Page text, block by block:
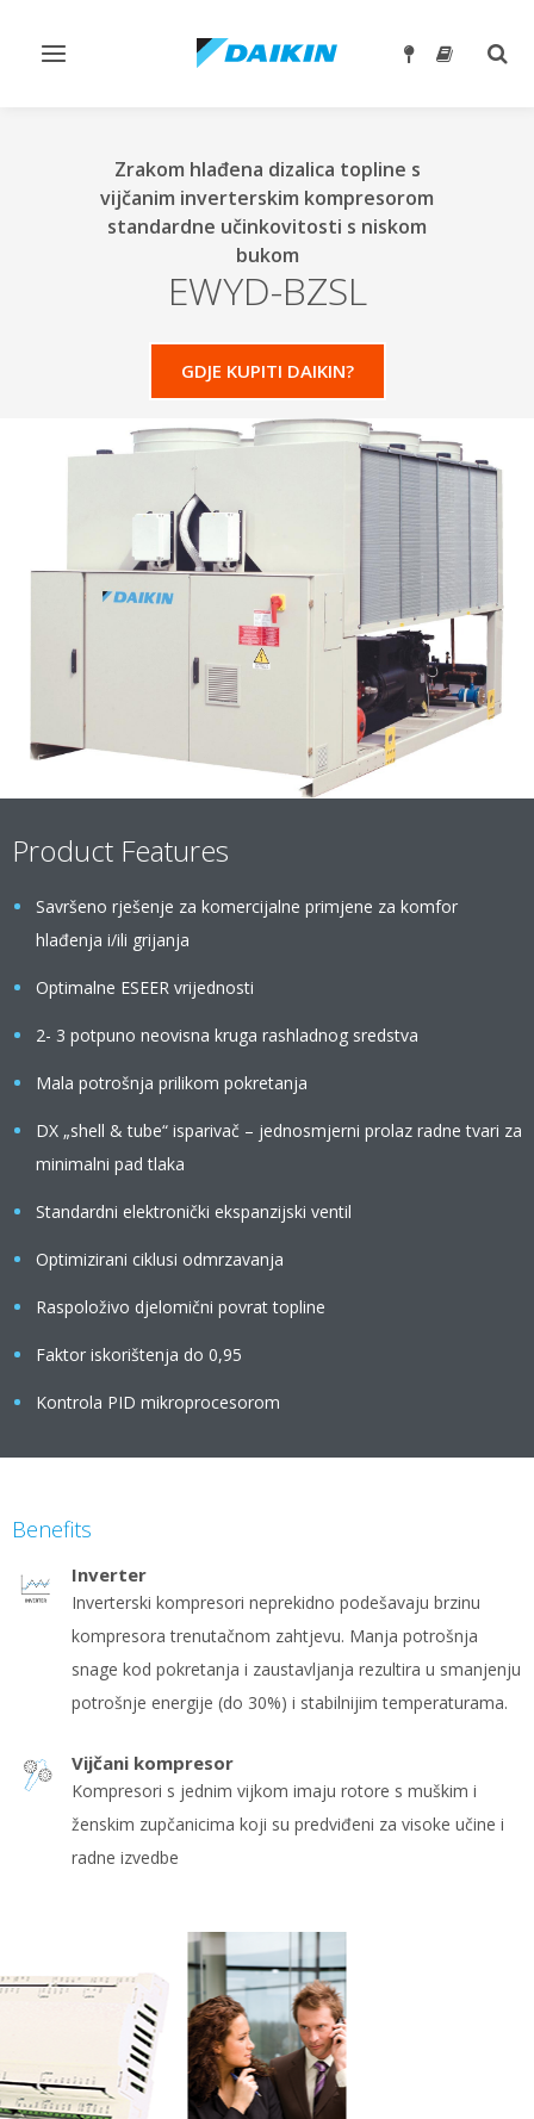
Toggle
Zrakom hlađena dizalica topline s
vijčanim inverterskim kompresorom
standardne učinkovitosti s niskom
bukom
EWYD-BZSL
GDJE KUPITI DAIKIN?
Product Features
Savršeno rješenje za komercijalne primjene za komfor
hlađenja i/ili grijanja
Optimalne ESEER vrijednosti
2- 3 potpuno neovisna kruga rashladnog sredstva
Mala potrošnja prilikom pokretanja
DX „shell & tube“ isparivač – jednosmjerni prolaz radne tvari za
minimalni pad tlaka
Standardni elektronički ekspanzijski ventil
Optimizirani ciklusi odmrzavanja
Raspoloživo djelomični povrat topline
Faktor iskorištenja do 0,95
Kontrola PID mikroprocesorom
Benefits
Inverter
Inverterski kompresori neprekidno podešavaju brzinu
kompresora trenutačnom zahtjevu. Manja potrošnja
snage kod pokretanja i zaustavljanja rezultira u smanjenju
potrošnje energije (do 30%) i stabilnijim temperaturama.
Vijčani kompresor
Kompresori s jednim vijkom imaju rotore s muškim i
ženskim zupčanicima koji su predviđeni za visoke učine i
radne izvedbe